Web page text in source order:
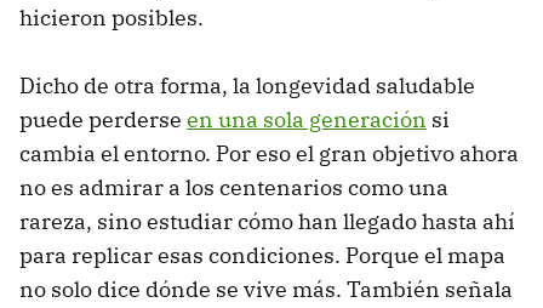
hicieron posibles.
Dicho de otra forma, la longevidad saludable
puede perderse en una sola generación si
cambia el entorno. Por eso el gran objetivo ahora
no es admirar a los centenarios como una
rareza, sino estudiar cómo han llegado hasta ahí
para replicar esas condiciones. Porque el mapa
no solo dice dónde se vive más. También señala